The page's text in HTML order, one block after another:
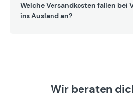
Welche Versandkosten fallen bei
ins Ausland an?
Wir beraten